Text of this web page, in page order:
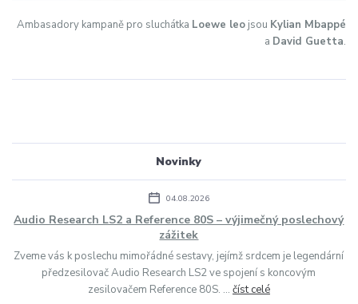
Novinky
04.08.2026
Audio Research LS2 a Reference 80S – výjimečný poslechový
zážitek
Zveme vás k poslechu mimořádné sestavy, jejímž srdcem je legendární
předzesilovač Audio Research LS2 ve spojení s koncovým
zesilovačem Reference 80S. ... číst celé
Ambasadory kampaně pro sluchátka Loewe leojsou Kylian Mbappé
a David Guetta.